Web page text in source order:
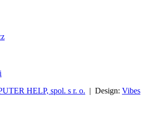
HELP, spol. s r. o. | Design: Vibes